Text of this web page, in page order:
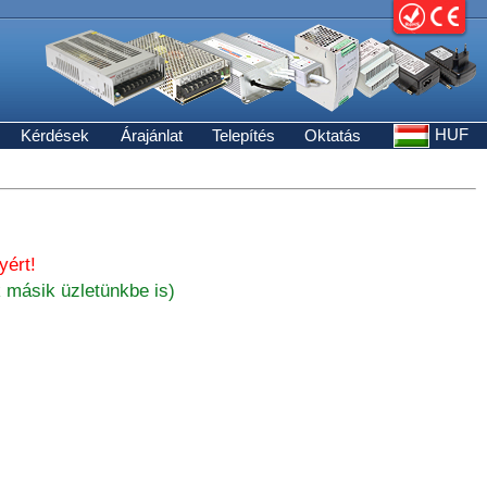
Kérdések Árajánlat Telepítés Oktatás HUF
üzletünkbe is)